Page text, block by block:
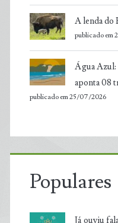
A lenda do
publicado em
Água Azul:
aponta 08
publicado em 25/07/2026
Populares
Já ouviu